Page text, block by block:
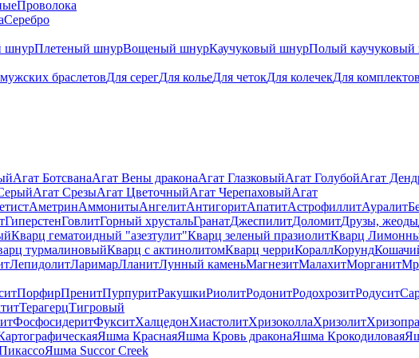
Проволока
Серебро
шнурПлетеный шнурВощеный шнурКаучуковый шнурПолый
браслетовДля серегДля кольеДля четокДля колечекДля
Агат БотсванаАгат Вены драконаАгат ГлазковыйАгат ГолубойАгат
Агат СрезыАгат ЦветочныйАгат ЧерепаховыйАгат
АметринАммонитыАнгелитАнтигоритАпатитАстрофиллитАуралит
ГиперстенГовлитГорный хрустальГранатДжеспилитДоломитДрузы, жеоды
Кварц гематоидный "азезтулит"Кварц зеленый празиолитКварц
турмалиновыйКварц с актинолитомКварц черриКораллКорунд
ЛепидолитЛаримарЛланитЛунный каменьМагнезитМалахитМорганит
ПорфирПренитПурпуритРакушкиРиолитРодонитРодохрозитРодусит
ТерагерцТигровый
ФосфосидеритФукситХалцедонХиастолитХризоколлаХризолит
Яшма КраснаяЯшма Кровь драконаЯшма Крокодиловая
Яшма Succor Creek